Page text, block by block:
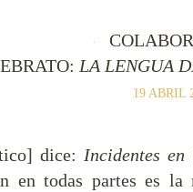
·
LA LENGUA
19 ABRIL
dice: Incidentes
en todas partes es la